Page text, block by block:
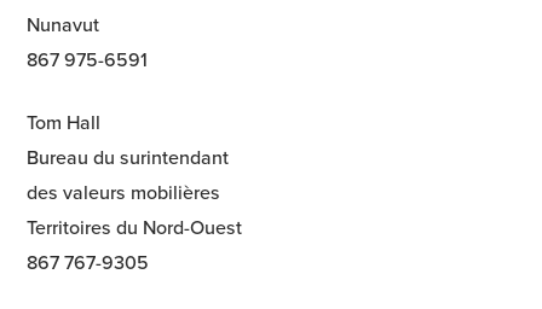
Nunavut
867 975-6591
Tom Hall
Bureau du surintendant
des valeurs mobilières
Territoires du Nord-Ouest
867 767-9305